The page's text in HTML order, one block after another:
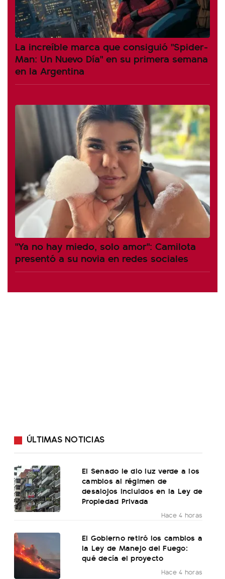
La increíble marca que consiguió "Spider-
Man: Un Nuevo Día" en su primera semana
en la Argentina
"Ya no hay miedo, solo amor": Camilota
presentó a su novia en redes sociales
ÚLTIMAS NOTICIAS
El Senado le dio luz verde a los
cambios al régimen de
desalojos incluidos en la Ley de
Propiedad Privada
Hace 4 horas
El Gobierno retiró los cambios a
la Ley de Manejo del Fuego:
qué decía el proyecto
Hace 4 horas